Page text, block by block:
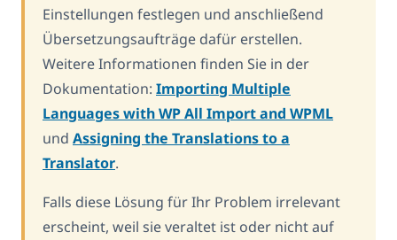
Einstellungen festlegen und anschließend
Übersetzungsaufträge dafür erstellen.
Weitere Informationen finden Sie in der
Dokumentation: Importing Multiple
Languages with WP All Import and WPML
und Assigning the Translations to a
Translator.
Falls diese Lösung für Ihr Problem irrelevant
erscheint, weil sie veraltet ist oder nicht auf